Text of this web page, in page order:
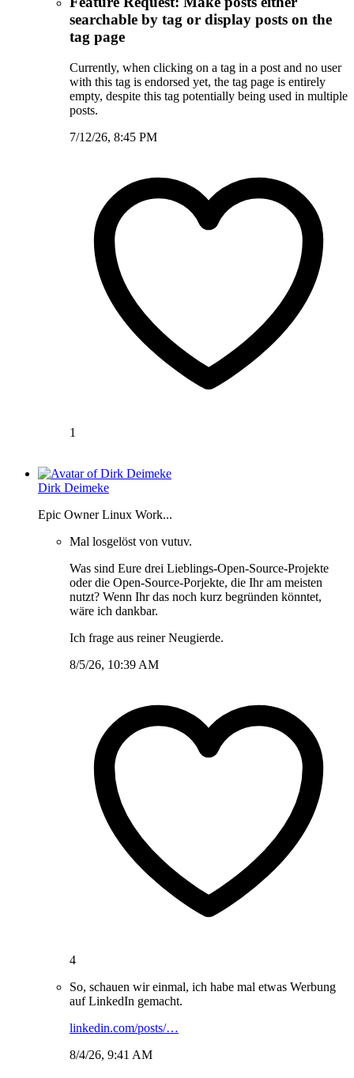
searchable by tag or display posts on the
tag page
Currently, when clicking on a tag in a post and no user
with this tag is endorsed yet, the tag page is entirely
empty, despite this tag potentially being used in multiple
posts.
7/12/26, 8:45 PM
1
Dirk Deimeke
Epic Owner Linux Work...
Mal losgelöst von vutuv.
Was sind Eure drei Lieblings-Open-Source-Projekte
oder die Open-Source-Porjekte, die Ihr am meisten
nutzt? Wenn Ihr das noch kurz begründen könntet,
wäre ich dankbar.
Ich frage aus reiner Neugierde.
8/5/26, 10:39 AM
4
So, schauen wir einmal, ich habe mal etwas Werbung
auf LinkedIn gemacht.
linkedin.com/posts/…
8/4/26, 9:41 AM